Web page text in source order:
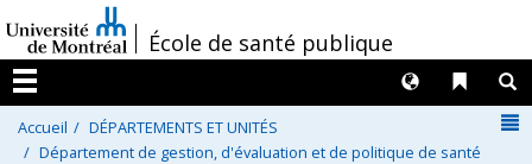
au
contenu
/École de santé publique
Menu
Liens
Langues
Accueil
DÉPARTEMENTS ET UNITÉS
Département de gestion, d'évaluation et de politique de santé